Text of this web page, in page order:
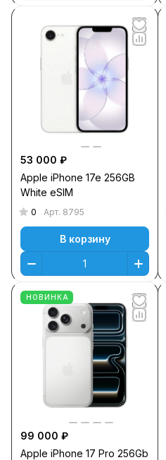
53 000 ₽
Apple iPhone 17e 256GB
White eSIM
0 Арт. 8795
В корзину
НОВИНКА
99 000 ₽
Apple iPhone 17 Pro 256Gb